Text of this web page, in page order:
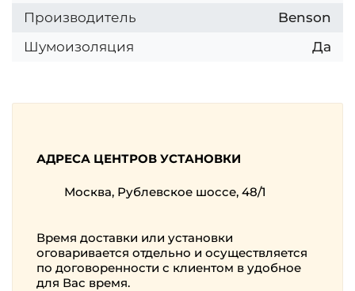
Производитель
Benson
Шумоизоляция
Да
АДРЕСА ЦЕНТРОВ УСТАНОВКИ
Москва, Рублевское шоссе, 48/1
Время доставки или установки
оговаривается отдельно и осуществляется
по договоренности с клиентом в удобное
для Вас время.